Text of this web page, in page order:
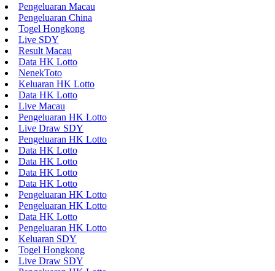
Pengeluaran Macau
Pengeluaran China
Togel Hongkong
Live SDY
Result Macau
Data HK Lotto
NenekToto
Keluaran HK Lotto
Data HK Lotto
Live Macau
Pengeluaran HK Lotto
Live Draw SDY
Pengeluaran HK Lotto
Data HK Lotto
Data HK Lotto
Data HK Lotto
Data HK Lotto
Pengeluaran HK Lotto
Pengeluaran HK Lotto
Data HK Lotto
Pengeluaran HK Lotto
Keluaran SDY
Togel Hongkong
Live Draw SDY